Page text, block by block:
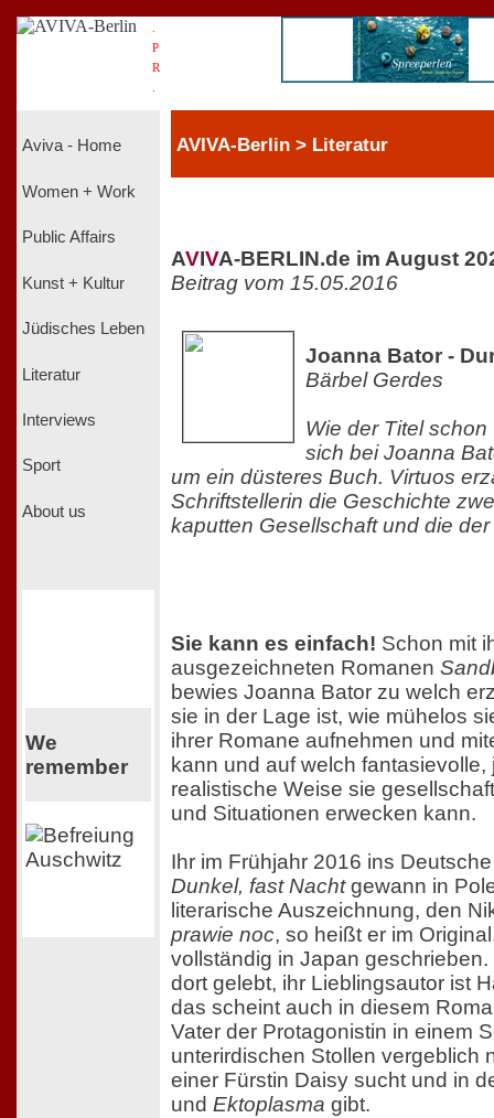
P
R
Aviva - Home
Women + Work
Public Affairs
Kunst + Kultur
Jüdisches Leben
Literatur
Interviews
Sport
About us
We
remember
AVIVA-Berlin > Literatur
AVIVA-BERLIN.de im August
Beitrag vom 15.05.2016
Joanna Bator -
Bärbel Gerdes
Wie der Titel
sich bei Joanna
um ein düsteres Buch. Virtuos
Schriftstellerin die Geschichte
kaputten Gesellschaft und die
Sie kann es einfach! Schon mit
ausgezeichneten Romanen
bewies Joanna Bator zu welch
sie in der Lage ist, wie mühelos
ihrer Romane aufnehmen und
kann und auf welch fantasievolle,
realistische Weise sie
und Situationen erwecken kann.
Ihr im Frühjahr 2016 ins
Dunkel, fast Nachtgewann in
literarische Auszeichnung, den
prawie noc, so heißt er im
vollständig in Japan
dort gelebt, ihr Lieblingsautor ist
das scheint auch in diesem
Vater der Protagonistin in einem
unterirdischen Stollen vergeblich
einer Fürstin Daisy sucht und in
und Ektoplasma gibt.